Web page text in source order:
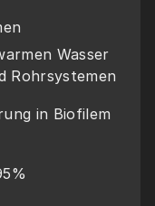
Wasser
in Biofilem